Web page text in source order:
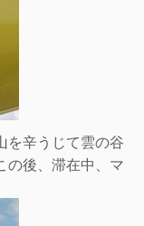
を辛うじて雲の谷
の後、滞在中、マ